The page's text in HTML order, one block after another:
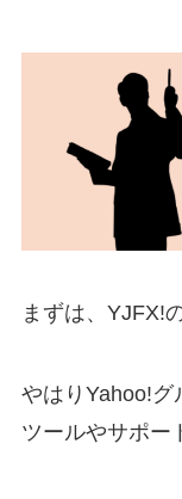
まずは、YJFX!
やはりYahoo!グ
ツールやサポー